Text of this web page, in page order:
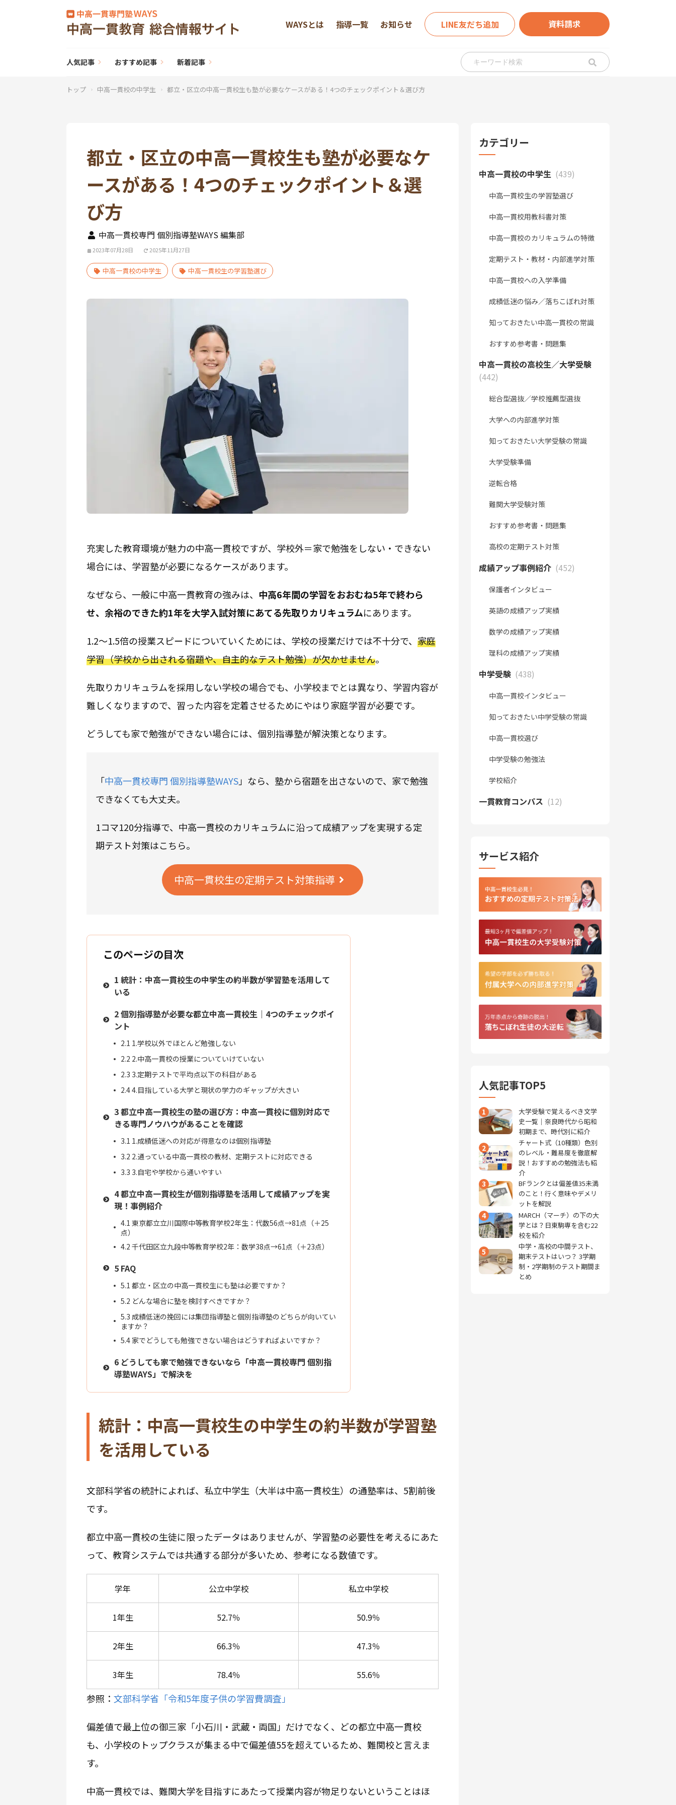
WAYSとは 指導一覧 お知らせ LINE友だち追加 資料請求
人気記事 おすすめ記事 新着記事
トップ 中高一貫校の中学生 都立・区立の中高一貫校生も塾が必要なケースがある！4つのチェックポイント＆選び方
都立・区立の中高一貫校生も塾が必要なケ
ースがある！4つのチェックポイント＆選
び方
中高一貫校専門 個別指導塾WAYS 編集部
2023年07月28日 2025年11月27日
中高一貫校の中学生 中高一貫校生の学習塾選び
充実した教育環境が魅力の中高一貫校ですが、学校外＝家で勉強をしない・できない
場合には、学習塾が必要になるケースがあります。
なぜなら、一般に中高一貫教育の強みは、 中高6年間の学習をおおむね5年で終わら
せ、余裕のできた約1年を大学入試対策にあてる先取りカリキュラムにあります。
1.2〜1.5倍の授業スピードについていくためには、学校の授業だけでは不十分で、 家庭
学習（学校から出される宿題や、自主的なテスト勉強）が欠かせません。
先取りカリキュラムを採用しない学校の場合でも、小学校までとは異なり、学習内容が
難しくなりますので、習った内容を定着させるためにやはり家庭学習が必要です。
どうしても家で勉強ができない場合には、個別指導塾が解決策となります。
「中高一貫校専門 個別指導塾WAYS」なら、塾から宿題を出さないので、家で勉強
できなくても大丈夫。
1コマ120分指導で、中高一貫校のカリキュラムに沿って成績アップを実現する定
期テスト対策はこちら。
中高一貫校生の定期テスト対策指導
このページの目次
1 統計：中高一貫校生の中学生の約半数が学習塾を活用して
いる
2個別指導塾が必要な都立中高一貫校生｜4つのチェックポイ
ント
2.1 1.学校以外でほとんど勉強しない
2.2 2.中高一貫校の授業についていけていない
2.3 3.定期テストで平均点以下の科目がある
2.44.目指している大学と現状の学力のギャップが大きい
3都立中高一貫校生の塾の選び方：中高一貫校に個別対応で
きる専門ノウハウがあることを確認
3.1 1.成績低迷への対応が得意なのは個別指導塾
3.2 2.通っている中高一貫校の教材、定期テストに対応できる
3.3 3.自宅や学校から通いやすい
4都立中高一貫校生が個別指導塾を活用して成績アップを実
現！事例紹介
4.1 東京都立立川国際中等教育学校2年生：代数56点→81点（＋25
点）
4.2 千代田区立九段中等教育学校2年：数学38点→61点（＋23点）
5 FAQ
5.1 都立・区立の中高一貫校生にも塾は必要ですか？
5.2 どんな場合に塾を検討すべきですか？
5.3 成績低迷の挽回には集団指導塾と個別指導塾のどちらが向いてい
ますか？
5.4家でどうしても勉強できない場合はどうすればよいですか？
6 どうしても家で勉強できないなら「中高一貫校専門 個別指
導塾WAYS」で解決を
統計：中高一貫校生の中学生の約半数が学習塾
を活用している
文部科学省の統計によれば、私立中学生（大半は中高一貫校生）の通塾率は、5割前後
です。
都立中高一貫校の生徒に限ったデータはありませんが、学習塾の必要性を考えるにあた
って、教育システムでは共通する部分が多いため、参考になる数値です。
学年 公立中学校 私立中学校
1年生 52.7％ 50.9％
2年生 66.3％ 47.3％
3年生 78.4％ 55.6％
参照： 文部科学省「令和5年度子供の学習費調査」
偏差値で最上位の御三家「小石川・武蔵・両国」だけでなく、どの都立中高一貫校
も、小学校のトップクラスが集まる中で偏差値55を超えているため、難関校と言えま
す。
中高一貫校では、難関大学を目指すにあたって授業内容が物足りないということはほ
カテゴリー
中高一貫校の中学生 (439)
中高一貫校生の学習塾選び
中高一貫校用教科書対策
中高一貫校のカリキュラムの特徴
定期テスト・教材・内部進学対策
中高一貫校への入学準備
成績低迷の悩み／落ちこぼれ対策
知っておきたい中高一貫校の常識
おすすめ参考書・問題集
中高一貫校の高校生／大学受験
(442)
総合型選抜／学校推薦型選抜
大学への内部進学対策
知っておきたい大学受験の常識
大学受験準備
逆転合格
難関大学受験対策
おすすめ参考書・問題集
高校の定期テスト対策
成績アップ事例紹介 (452)
保護者インタビュー
英語の成績アップ実績
数学の成績アップ実績
理科の成績アップ実績
中学受験 (438)
中高一貫校インタビュー
知っておきたい中学受験の常識
中高一貫校選び
中学受験の勉強法
学校紹介
一貫教育コンパス (12)
サービス紹介
人気記事TOP5
1
大学受験で覚えるべき文学
史一覧｜奈良時代から昭和
初期まで、時代別に紹介
2
チャート式（10種類）色別
のレベル・難易度を徹底解
説！おすすめの勉強法も紹
介
3
BFランクとは偏差値35未満
のこと！行く意味やデメリ
ットを解説
4
MARCH（マーチ）の下の大
学とは？日東駒専を含む22
校を紹介
5
中学・高校の中間テスト、
期末テストはいつ？ 3学期
制・2学期制のテスト期間ま
とめ